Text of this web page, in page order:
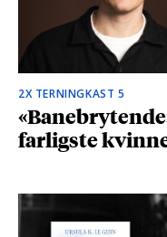
2X TERNINGKAST 5
farligste